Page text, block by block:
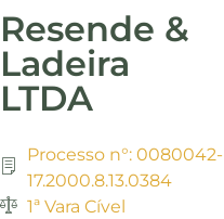
Resende &
Ladeira
LTDA
Processo n°: 0080042-
17.2000.8.13.0384
1ª Vara Cível